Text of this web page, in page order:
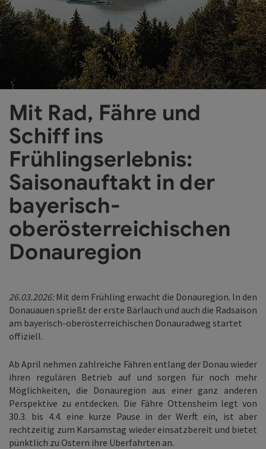
©
Mit Rad, Fähre und
Schiff ins
Frühlingserlebnis:
Saisonauftakt in der
bayerisch-
oberösterreichischen
Donauregion
26.03.2026:Mit dem Frühling erwacht die Donauregion. In den
Donauauen sprießt der erste Bärlauch und auch die Radsaison
am bayerisch‑oberösterreichischen Donauradweg startet
offiziell.
Ab April nehmen zahlreiche Fähren entlang der Donau wieder
ihren regulären Betrieb auf und sorgen für noch mehr
Möglichkeiten, die Donauregion aus einer ganz anderen
Perspektive zu entdecken. Die Fähre Ottensheim legt von
30.3. bis 4.4. eine kurze Pause in der Werft ein, ist aber
rechtzeitig zum Karsamstag wieder einsatzbereit und bietet
pünktlich zu Ostern ihre Überfahrten an.